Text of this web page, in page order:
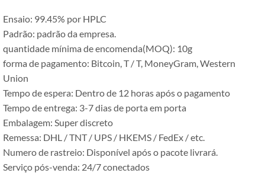
Ensaio: 99.45% por HPLC
Padrão: padrão da empresa.
quantidade mínima de encomenda(MOQ): 10g
forma de pagamento: Bitcoin, T / T, MoneyGram, Western
Union
Tempo de espera: Dentro de 12 horas após o pagamento
Tempo de entrega: 3-7 dias de porta em porta
Embalagem: Super discreto
Remessa: DHL / TNT / UPS / HKEMS / FedEx / etc.
Numero de rastreio: Disponível após o pacote livrará.
Serviço pós-venda: 24/7 conectados